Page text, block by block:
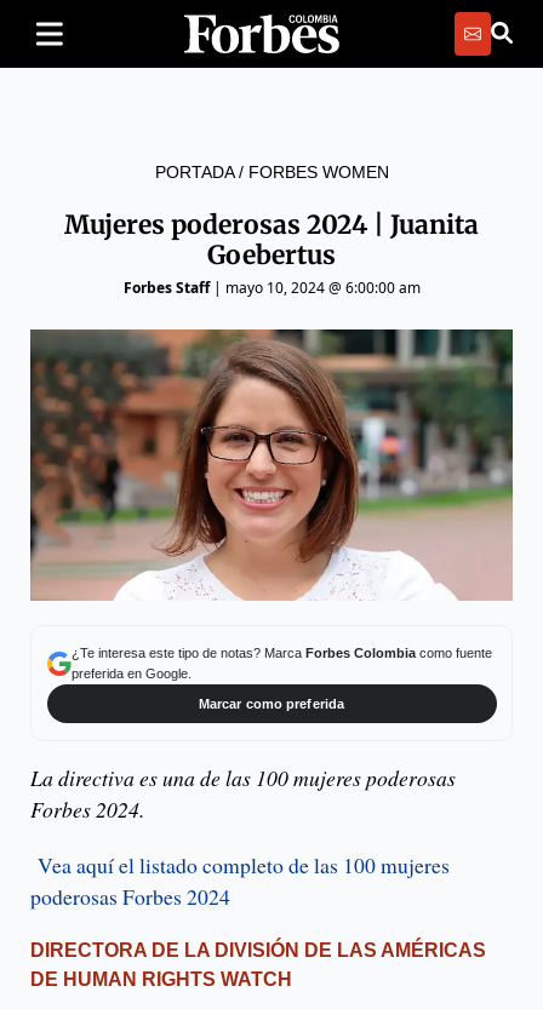
PORTADA/ FORBES WOMEN
Mujeres poderosas 2024 | Juanita
Goebertus
Forbes Staff| mayo 10, 2024 @ 6:00:00 am
¿Te interesa este tipo de notas? Marca Forbes Colombiacomo fuente
preferida en Google.
Marcar como preferida
La directiva es una de las 100 mujeres poderosas
Forbes 2024.
Vea aquí el listado completo de las 100 mujeres
poderosas Forbes 2024
DIRECTORA DE LA DIVISIÓN DE LAS AMÉRICAS
DE HUMAN RIGHTS WATCH